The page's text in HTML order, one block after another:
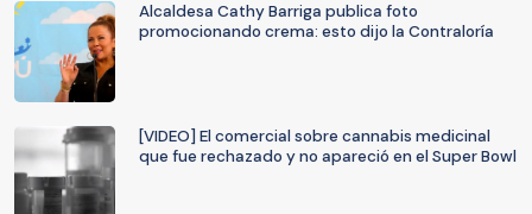
Alcaldesa Cathy Barriga publica foto
promocionando crema: esto dijo la Contraloría
[VIDEO] El comercial sobre cannabis medicinal
que fue rechazado y no apareció en el Super Bowl